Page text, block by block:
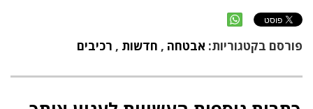
פורסם בקטגוריות: אבטחה , חדשות , רכיבים